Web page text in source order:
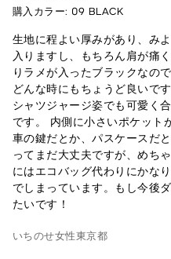
購入カラー: 09 BLACK
生地に程よい厚みがあり、み
入りますし、もちろん肩が痛
りラメが入ったブラックなの
どんな時にもちょうど良いで
シャツジャージ姿でも可愛く
です。 内側に小さいポケット
車の鍵だとか、パスケースだ
ってまだ大丈夫ですが、めち
にはエコバッグ代わりにかな
でしまっています。もし今後
たいです！
いちのせ女性東京都